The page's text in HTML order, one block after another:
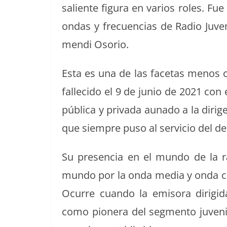
k
saliente figu­ra en var­ios roles.
ondas y fre­cuen­cias de Radio
men­di Osorio.
Esta es una de las fac­etas
fal­l­e­ci­do el 9 de junio de 2021
públi­ca y pri­va­da auna­do a la
que siem­pre puso al ser­vi­cio del
Su pres­en­cia en el mun­do de la
mun­do por la onda media y onda
Ocurre cuan­do la emiso­ra
como pio­nera del seg­men­to